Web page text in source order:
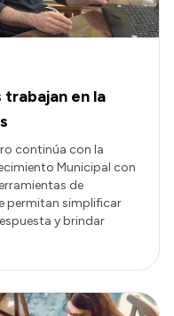
trabajan en la
continúa con la
Municipal con
de
permitan simplificar
y brindar